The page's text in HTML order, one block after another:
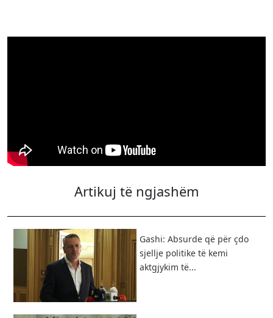
Artikuj të ngjashëm
Gashi: Absurde që për çdo
sjellje politike të kemi
aktgjykim të...